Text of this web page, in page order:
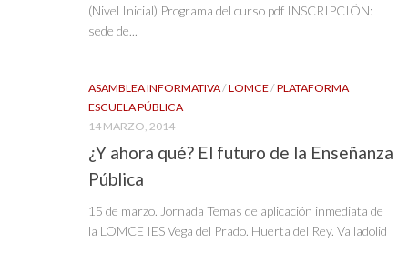
(Nivel Inicial) Programa del curso pdf INSCRIPCIÓN:
sede de...
ASAMBLEA INFORMATIVA/LOMCE/PLATAFORMA
ESCUELA PÚBLICA
14 MARZO, 2014
¿Y ahora qué? El futuro de la Enseñanza
Pública
15 de marzo. Jornada Temas de aplicación inmediata de
la LOMCE IES Vega del Prado. Huerta del Rey. Valladolid